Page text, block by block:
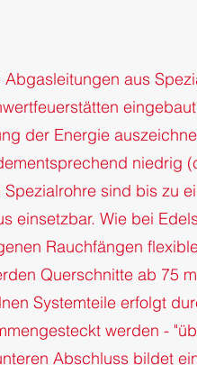
Abgasleitungen aus
der Energie
niedrig
Spezialrohre sind bis zu
einsetzbar. Wie bei
Rauchfängen
Querschnitte ab 75
Systemteile erfolgt
werden -
Abschluss bildet